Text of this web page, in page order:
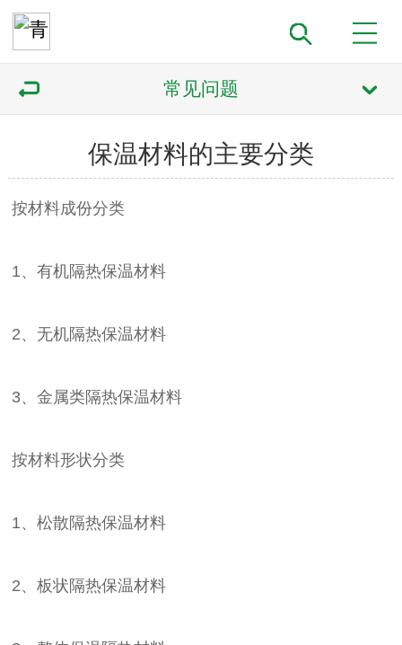
常见问题
保温材料的主要分类
按材料成份分类
1、有机隔热保温材料
2、无机隔热保温材料
3、金属类隔热保温材料
按材料形状分类
1、松散隔热保温材料
2、板状隔热保温材料